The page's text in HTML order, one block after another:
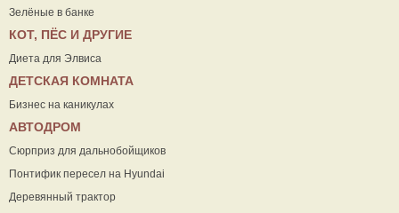
Зелёные в банке
КОТ, ПЁС И ДРУГИЕ
Диета для Элвиса
ДЕТСКАЯ КОМНАТА
Бизнес на каникулах
АВТОДРОМ
Сюрприз для дальнобойщиков
Понтифик пересел на Hyundai
Деревянный трактор